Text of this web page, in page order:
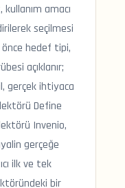
amacı
seçilmesi
hedef tipi,
açıklanır;
gerçek ihtiyaca
Define
Invenio,
gerçeğe
ilk ve tek
bir